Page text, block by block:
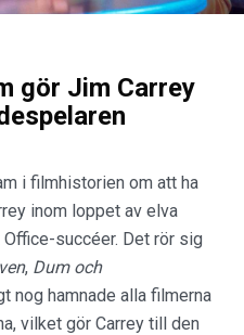
gör Jim Carrey
i filmhistorien om att ha
inom loppet av elva
succéer. Det rör sig
, Dum och
nog hamnade alla filmerna
vilket gör Carrey till den